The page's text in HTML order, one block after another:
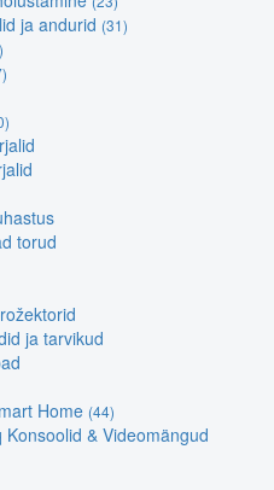
ja andurid (31)
torud
ja tarvikud
Home (44)
Konsoolid & Videomängud